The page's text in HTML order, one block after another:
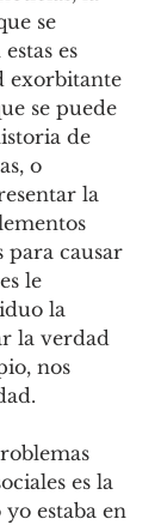
se
es
exorbitante
se puede
de
o
la
para causar
le
la
la verdad
nos
es la
estaba en